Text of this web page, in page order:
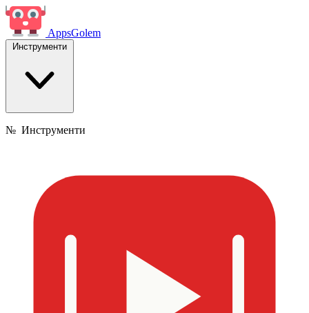
AppsGolem
Инструменти
№ Инструменти